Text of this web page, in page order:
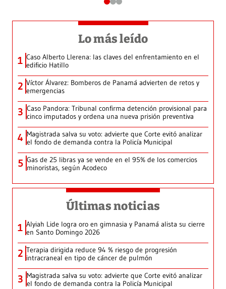
Lo más leído
1 Caso Alberto Llerena: las claves del enfrentamiento en el
edificio Hatillo
2 Víctor Álvarez: Bomberos de Panamá advierten de retos y
emergencias
3 Caso Pandora: Tribunal confirma detención provisional para
cinco imputados y ordena una nueva prisión preventiva
4 Magistrada salva su voto: advierte que Corte evitó analizar
el fondo de demanda contra la Policía Municipal
5 Gas de 25 libras ya se vende en el 95% de los comercios
minoristas, según Acodeco
Últimas noticias
1 Alyiah Lide logra oro en gimnasia y Panamá alista su cierre
en Santo Domingo 2026
2 Terapia dirigida reduce 94 % riesgo de progresión
intracraneal en tipo de cáncer de pulmón
3 Magistrada salva su voto: advierte que Corte evitó analizar
el fondo de demanda contra la Policía Municipal